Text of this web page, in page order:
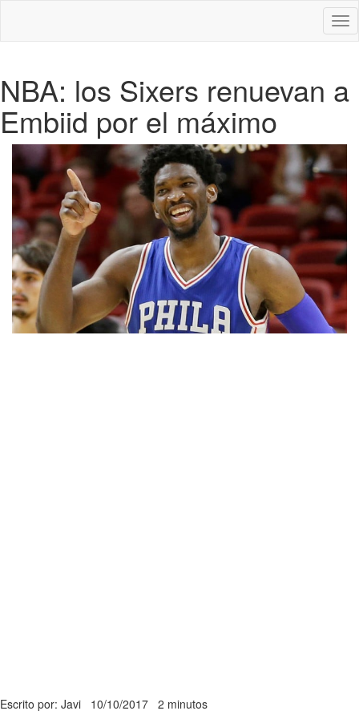
NBA: los Sixers renuevan a
Embiid por el máximo
Escrito por: Javi 10/10/2017 2 minutos